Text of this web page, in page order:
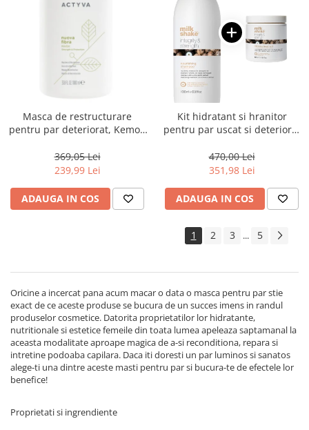
Masca de restructurare
pentru par deteriorat, Kemon
369,05 Lei
239,99 Lei
ADAUGA IN COS
Kit hidratant si hranitor
pentru par uscat si deteriorat
Strength
470,00 Lei
351,98 Lei
ADAUGA IN COS
1 2 3 ... 5
Oricine a incercat pana acum macar o data o masca pentru par stie
exact de ce aceste produse se bucura de un succes imens in randul
produselor cosmetice. Datorita proprietatilor lor hidratante,
nutritionale si estetice femeile din toata lumea apeleaza saptamanal la
aceasta modalitate aproape magica de a-si reconditiona, repara si
intretine podoaba capilara. Daca iti doresti un par luminos si sanatos
alege-ti una dintre aceste masti pentru par si bucura-te de efectele lor
benefice!
Proprietati si ingrendiente